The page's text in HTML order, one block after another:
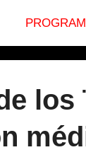
los